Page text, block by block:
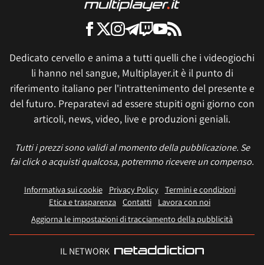
Dedicato cervello e anima a tutti quelli che i videogiochi
li hanno nel sangue, Multiplayer.it è il punto di
riferimento italiano per l'intrattenimento del presente e
del futuro. Preparatevi ad essere stupiti ogni giorno con
articoli, news, video, live e produzioni geniali.
Tutti i prezzi sono validi al momento della pubblicazione. Se
fai click o acquisti qualcosa, potremmo ricevere un compenso.
Informativa sui cookie Privacy Policy
Termini e condizioni
Etica e trasparenza Contatti
Lavora con noi
Aggiorna le impostazioni di tracciamento della pubblicità
IL NETWORK